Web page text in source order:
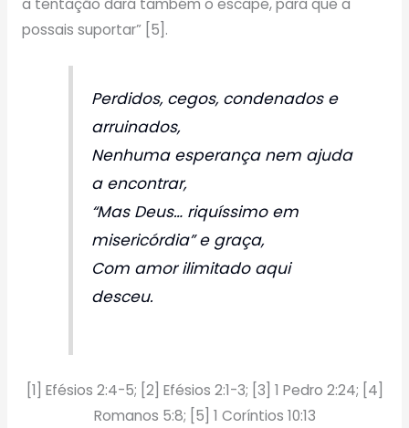
a tentação dará também o escape, para que a
possais suportar” [5].
Perdidos, cegos, condenados e
arruinados,
Nenhuma esperança nem ajuda
a encontrar,
“Mas Deus… riquíssimo em
misericórdia” e graça,
Com amor ilimitado aqui
desceu.
[1] Efésios 2:4-5; [2] Efésios 2:1-3; [3] 1 Pedro 2:24; [4]
Romanos 5:8; [5] 1 Coríntios 10:13